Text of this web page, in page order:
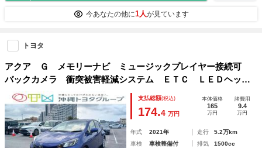
今あなたの他に1人が見ています
トヨタ
アクア Ｇ メモリーナビ ミュージックプレイヤー接続可
バックカメラ 衝突被害軽減システム ＥＴＣ ＬＥＤヘッド
ランプ アイドリングストップ
支払総額(税込)
174.4 万円
本体価格
165
万円
諸費用
9.4
万円
年式 2021年 走行
5.2万km
車検
車検整備付 排気
1500cc